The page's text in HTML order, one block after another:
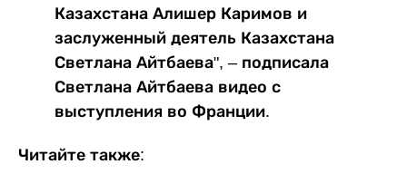
Казахстана Алишер Каримов и
заслуженный деятель Казахстана
Светлана Айтбаева", – подписала
Светлана Айтбаева видео с
выступления во Франции.
Читайте также: